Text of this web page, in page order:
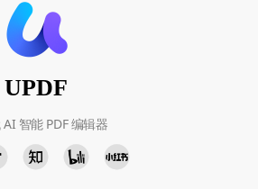
UPDF
AI 智能 PDF 编辑器